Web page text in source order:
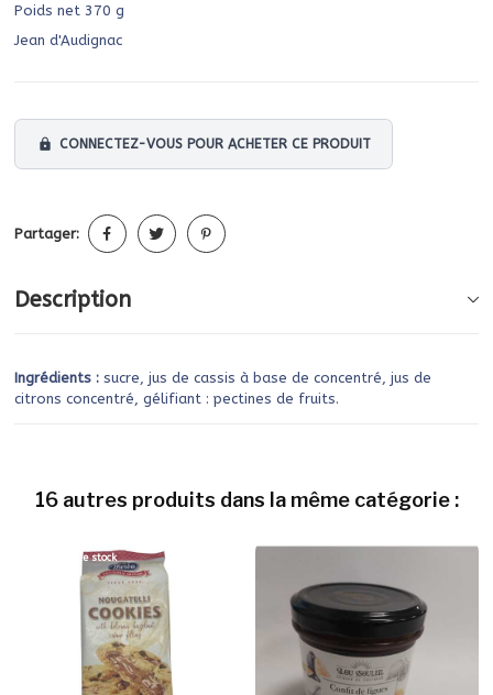
Poids net 370 g
Jean d'Audignac
lock CONNECTEZ-VOUS POUR ACHETER CE PRODUIT
Partager:
Description
Ingrédients : sucre, jus de cassis à base de concentré, jus de
citrons concentré, gélifiant : pectines de fruits.
16 autres produits dans la même catégorie :
Rupture de stock